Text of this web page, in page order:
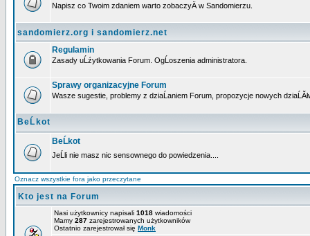
Napisz co Twoim zdaniem warto zobaczyÄ w Sandomierzu.
sandomierz.org i sandomierz.net
Regulamin
Zasady uĹźytkowania Forum. OgĹoszenia administratora.
Sprawy organizacyjne Forum
Wasze sugestie, problemy z dziaĹaniem Forum, propozycje nowych
BeĹkot
BeĹkot
JeĹli nie masz nic sensownego do powiedzenia....
Oznacz wszystkie fora jako przeczytane
Kto jest na Forum
Nasi użytkownicy napisali 1018 wiadomości
Mamy 287 zarejestrowanych użytkowników
Ostatnio zarejestrował się Monk